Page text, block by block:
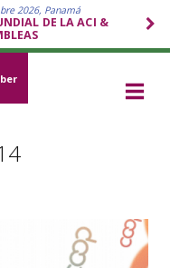
2026, Panamá
DE LA ACI &